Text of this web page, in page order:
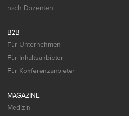
nach Dozenten
B2B
Für Unternehmen
Für Inhaltsanbieter
Für Konferenzanbieter
MAGAZINE
Medizin